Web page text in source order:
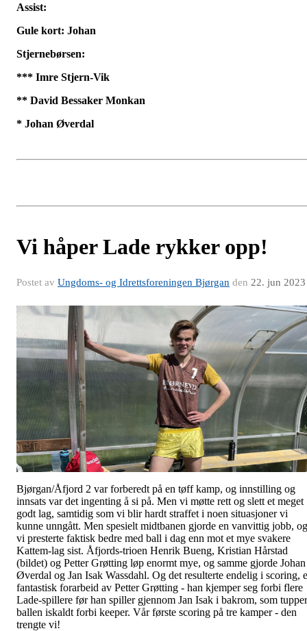
Assist:
Gule kort: Johan
Stjernebørsen:
*** Imre Stjern-Vik
** David Bessaker Monkan
* Johan Øverdal
Vi håper Lade rykker opp!
Postet av Ungdoms- og Idrettsforeningen Bjørgan den 22. jun 2023
Bjørgan/Åfjord 2 var forberedt på en tøff kamp, og innstilling og
innsats var det ingenting å si på. Men vi møtte rett og slett et meget
godt lag, samtidig som vi blir hardt straffet i noen situasjoner vi
kunne unngått. Men spesielt midtbanen gjorde en vanvittig jobb, og
vi presterte faktisk bedre med ball i dag enn mot et mye svakere
Kattem-lag sist. Åfjords-trioen Henrik Bueng, Kristian Hårstad
(bildet) og Petter Grøtting løp enormt mye, og samme gjorde Johan
Øverdal og Jan Isak Wassdahl. Og det resulterte endelig i scoring,
fantastisk forarbeid av Petter Grøtting - han kjemper seg forbi flere
Lade-spillere før han spiller gjennom Jan Isak i bakrom, som tupper
ballen iskaldt forbi keeper. Vår første scoring på tre kamper - den
trengte vi!